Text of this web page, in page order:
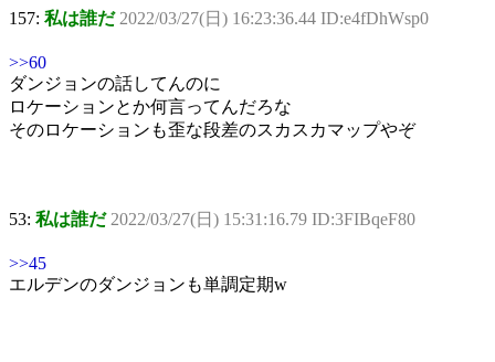
157: 私は誰だ 2022/03/27(日) 16:23:36.44 ID:e4fDhWsp0
>>60
ダンジョンの話してんのに
ロケーションとか何言ってんだろな
そのロケーションも歪な段差のスカスカマップやぞ
53: 私は誰だ 2022/03/27(日) 15:31:16.79 ID:3FIBqeF80
>>45
エルデンのダンジョンも単調定期w